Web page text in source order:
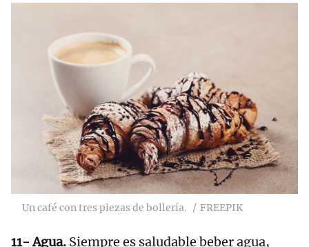
Un café con tres piezas de bollería. FREEPIK
11- Agua. Siempre es saludable beber agua,